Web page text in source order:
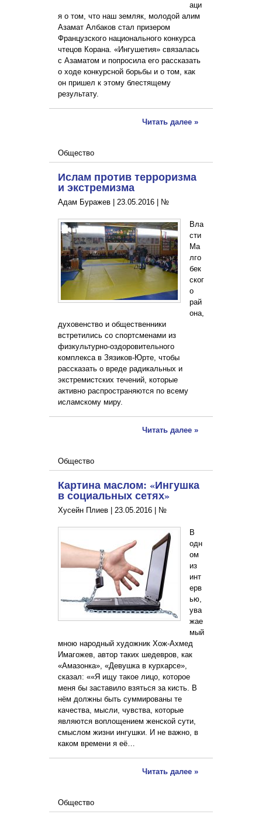
аци
я о том, что наш земляк, молодой алим
Азамат Албаков стал призером
Французского национального конкурса
чтецов Корана. «Ингушетия» связалась
с Азаматом и попросила его рассказать
о ходе конкурсной борьбы и о том, как
он пришел к этому блестящему
результату.
Читать далее »
Общество
Ислам против терроризма
и экстремизма
Адам Буражев | 23.05.2016 №
Вла
сти
Ма
лго
бек
ског
о
рай
она,
духовенство и общественники
встретились со спортсменами из
физкультурно-оздоровительного
комплекса в Зязиков-Юрте, чтобы
рассказать о вреде радикальных и
экстремистских течений, которые
активно распространяются по всему
исламскому миру.
Читать далее »
Общество
Картина маслом: «Ингушка
в социальных сетях»
Хусейн Плиев | 23.05.2016 №
В
одн
ом
из
инт
ерв
ью,
ува
жае
мый
мною народный художник Хож-Ахмед
Имагожев, автор таких шедевров, как
«Амазонка», «Девушка в курхарсе»,
сказал: ««Я ищу такое лицо, которое
меня бы заставило взяться за кисть. В
нём должны быть суммированы те
качества, мысли, чувства, которые
являются воплощением женской сути,
смыслом жизни ингушки. И не важно, в
каком времени я её…
Читать далее »
Общество